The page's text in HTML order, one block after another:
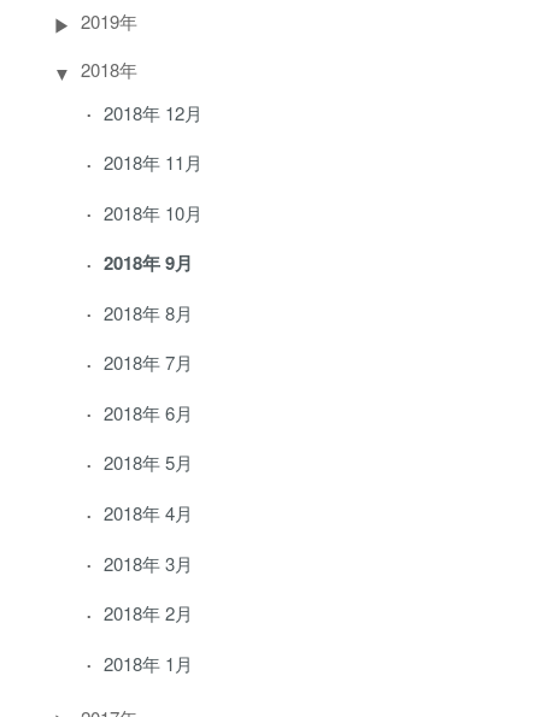
2019年
2018年
2018年 12月
2018年 11月
2018年 10月
2018年 9月
2018年 8月
2018年 7月
2018年 6月
2018年 5月
2018年 4月
2018年 3月
2018年 2月
2018年 1月